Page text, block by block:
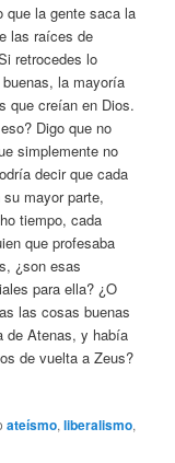
que la gente saca la
las raíces de
retrocedes lo
la mayoría
que creían en Dios.
Digo que no
simplemente no
decir que cada
mayor parte,
tiempo, cada
que profesaba
¿son esas
para ella? ¿O
las cosas buenas
de Atenas, y había
de vuelta a Zeus?
ateísmo,liberalismo,